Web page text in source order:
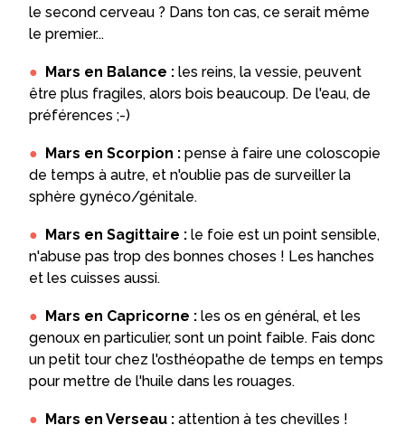
le second cerveau ? Dans ton cas, ce serait même
le premier...
Mars en Balance : les reins, la vessie, peuvent
être plus fragiles, alors bois beaucoup. De l'eau, de
préférences ;-)
Mars en Scorpion : pense à faire une coloscopie
de temps à autre, et n'oublie pas de surveiller la
sphère gynéco/génitale.
Mars en Sagittaire : le foie est un point sensible,
n'abuse pas trop des bonnes choses ! Les hanches
et les cuisses aussi.
Mars en Capricorne : les os en général, et les
genoux en particulier, sont un point faible. Fais donc
un petit tour chez l'osthéopathe de temps en temps
pour mettre de l'huile dans les rouages.
Mars en Verseau : attention à tes chevilles !